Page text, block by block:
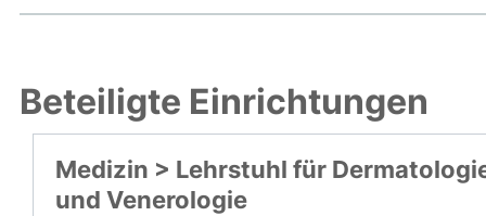
Beteiligte Einrichtungen
Medizin > Lehrstuhl für
und Venerologie